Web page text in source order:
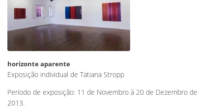
horizonte aparente
Exposição individual de Tatiana Stropp
Período de exposição: 11 de Novembro à 20 de Dezembro de
2013.